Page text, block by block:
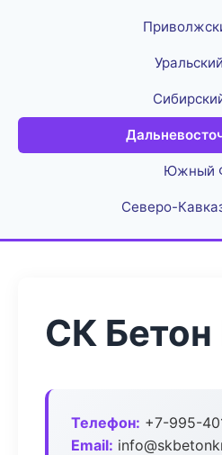
Южный
Северо-
СК Бетон
Телефон: +7-995-
Email: